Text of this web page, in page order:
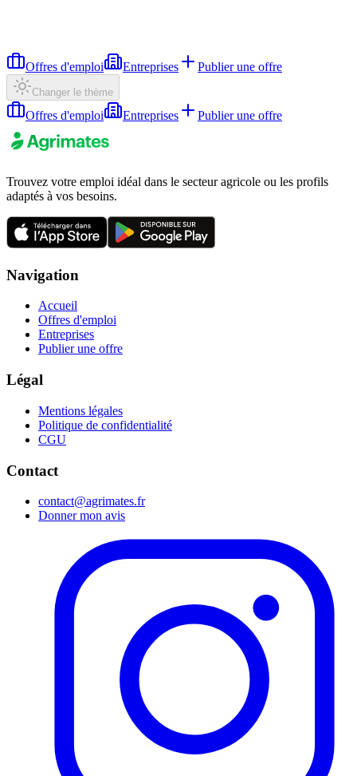
Offres d'emploi Entreprises Publier une offre
Changer le thème
Offres d'emploi Entreprises Publier une offre
Trouvez votre emploi idéal dans le secteur agricole ou les profils
adaptés à vos besoins.
Navigation
Accueil
Offres d'emploi
Entreprises
Publier une offre
Légal
Mentions légales
Politique de confidentialité
CGU
Contact
contact@agrimates.fr
Donner mon avis